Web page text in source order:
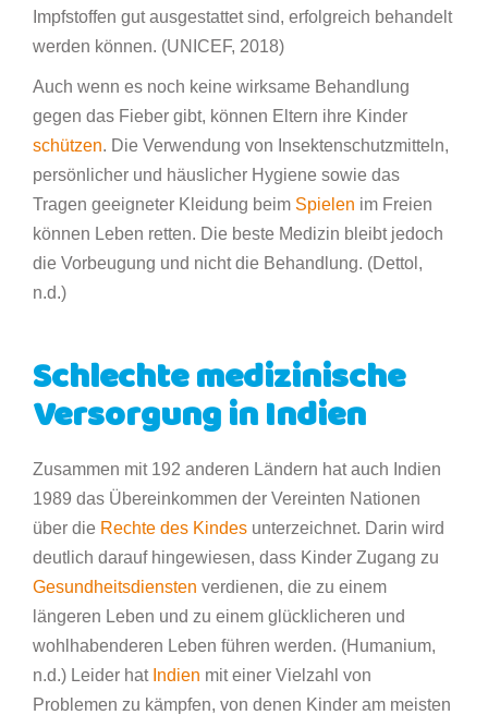
Impfstoffen gut ausgestattet sind, erfolgreich behandelt
werden können. (UNICEF, 2018)
Auch wenn es noch keine wirksame Behandlung
gegen das Fieber gibt, können Eltern ihre Kinder
schützen. Die Verwendung von Insektenschutzmitteln,
persönlicher und häuslicher Hygiene sowie das
Tragen geeigneter Kleidung beim Spielen im Freien
können Leben retten. Die beste Medizin bleibt jedoch
die Vorbeugung und nicht die Behandlung. (Dettol,
n.d.)
Schlechte medizinische
Versorgung in Indien
Zusammen mit 192 anderen Ländern hat auch Indien
1989 das Übereinkommen der Vereinten Nationen
über die Rechte des Kindes unterzeichnet. Darin wird
deutlich darauf hingewiesen, dass Kinder Zugang zu
Gesundheitsdiensten verdienen, die zu einem
längeren Leben und zu einem glücklicheren und
wohlhabenderen Leben führen werden. (Humanium,
n.d.) Leider hat Indien mit einer Vielzahl von
Problemen zu kämpfen, von denen Kinder am meisten